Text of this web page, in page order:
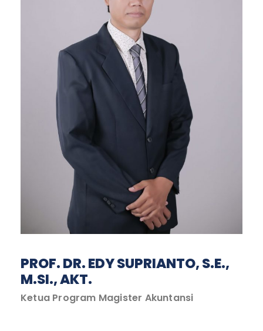
PROF. DR. EDY SUPRIANTO, S.E.,
M.SI., AKT.
Ketua Program Magister Akuntansi